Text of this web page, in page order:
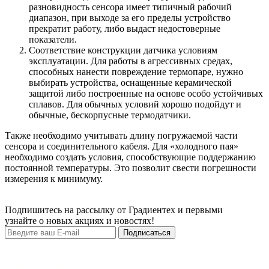
разновидность сенсора имеет типичный рабочий
диапазон, при выходе за его пределы устройство
прекратит работу, либо выдаст недостоверные
показатели.
Соответствие конструкции датчика условиям
эксплуатации. Для работы в агрессивных средах,
способных нанести повреждение термопаре, нужно
выбирать устройства, оснащенные керамической
защитой либо построенные на основе особо устойчивых
сплавов. Для обычных условий хорошо подойдут и
обычные, бескорпусные термодатчики.
Также необходимо учитывать длину погружаемой части
сенсора и соединительного кабеля. Для «холодного пая»
необходимо создать условия, способствующие поддержанию
постоянной температуры. Это позволит свести погрешности
измерения к минимуму.
Подпишитесь на рассылку от Градиентех и первыми
узнайте о новых акциях и новостях!
Подписаться